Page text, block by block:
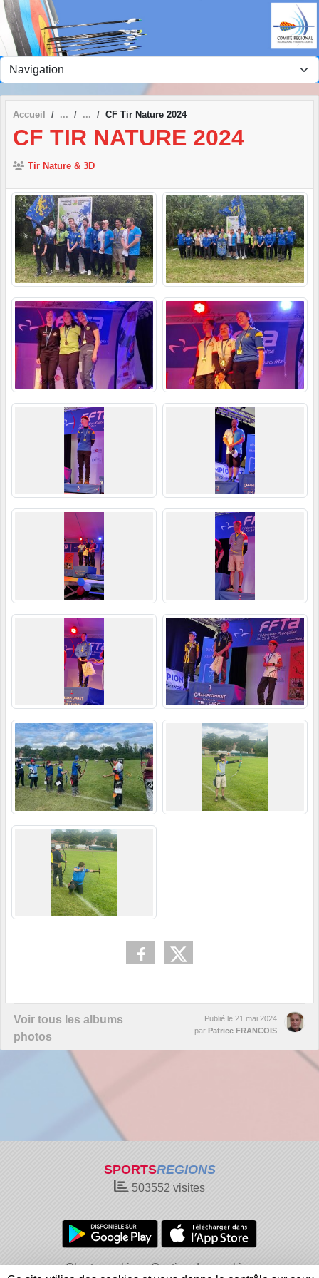
Accueil CF Tir Nature 2024
CF TIR NATURE 2024
Tir Nature & 3D
Voir tous les albums
photos
Publié le 21 mai 2024
par Patrice FRANCOIS
SPORTSREGIONS
503552 visites
Charte cookies
Gestion des cookies
Panneau de gestion des cookies